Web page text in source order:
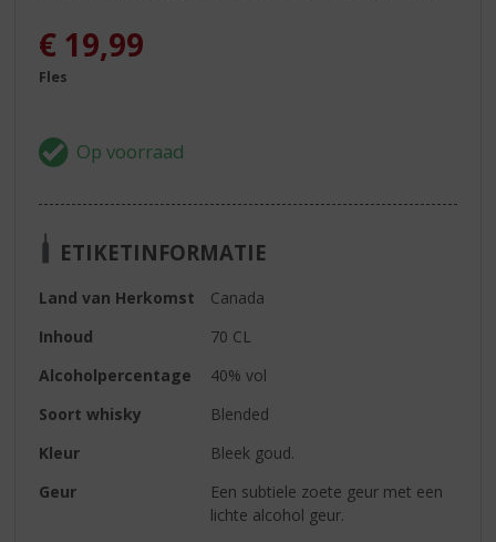
€ 19,99
Fles
ETIKETINFORMATIE
Land van Herkomst
Canada
Inhoud
70 CL
Alcoholpercentage
40% vol
Soort whisky
Blended
Kleur
Bleek goud.
Geur
Een subtiele zoete geur met een
lichte alcohol geur.